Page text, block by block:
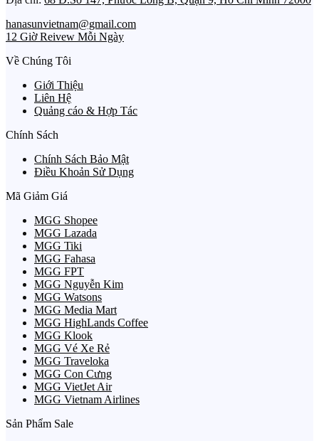
hanasunvietnam@gmail.com
12 Giờ Reivew Mỗi Ngày
Về Chúng Tôi
Giới Thiệu
Liên Hệ
Quảng cáo & Hợp Tác
Chính Sách
Chính Sách Bảo Mật
Điều Khoản Sử Dụng
Mã Giảm Giá
MGG Shopee
MGG Lazada
MGG Tiki
MGG Fahasa
MGG FPT
MGG Nguyễn Kim
MGG Watsons
MGG Media Mart
MGG HighLands Coffee
MGG Klook
MGG Vé Xe Rẻ
MGG Traveloka
MGG Con Cưng
MGG VietJet Air
MGG Vietnam Airlines
Sản Phẩm Sale